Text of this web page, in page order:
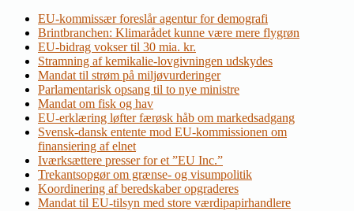
EU-kommissær foreslår agentur for demografi
Brintbranchen: Klimarådet kunne være mere flygrøn
EU-bidrag vokser til 30 mia. kr.
Stramning af kemikalie-lovgivningen udskydes
Mandat til strøm på miljøvurderinger
Parlamentarisk opsang til to nye ministre
Mandat om fisk og hav
EU-erklæring løfter færøsk håb om markedsadgang
Svensk-dansk entente mod EU-kommissionen om
finansiering af elnet
Iværksættere presser for et ”EU Inc.”
Trekantsopgør om grænse- og visumpolitik
Koordinering af beredskaber opgraderes
Mandat til EU-tilsyn med store værdipapirhandlere